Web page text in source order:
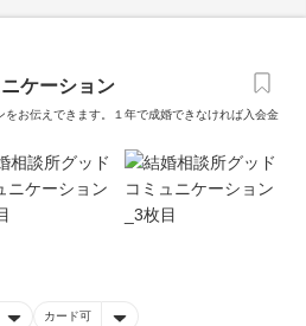
ケーション
をお伝えできます。１年で成婚できなければ入会金
カード可